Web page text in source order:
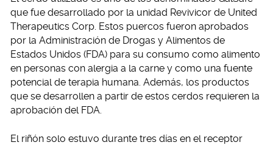
que fue desarrollado por la unidad Revivicor de United
Therapeutics Corp. Estos puercos fueron aprobados
por la Administración de Drogas y Alimentos de
Estados Unidos (FDA) para su consumo como alimento
en personas con alergia a la carne y como una fuente
potencial de terapia humana. Además, los productos
que se desarrollen a partir de estos cerdos requieren la
aprobación del FDA.
El riñón solo estuvo durante tres días en el receptor